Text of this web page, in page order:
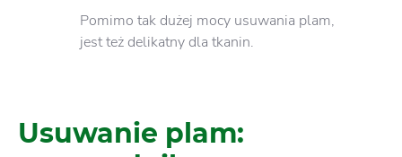
Pomimo tak dużej mocy usuwania plam,
jest też delikatny dla tkanin.
Usuwanie plam: